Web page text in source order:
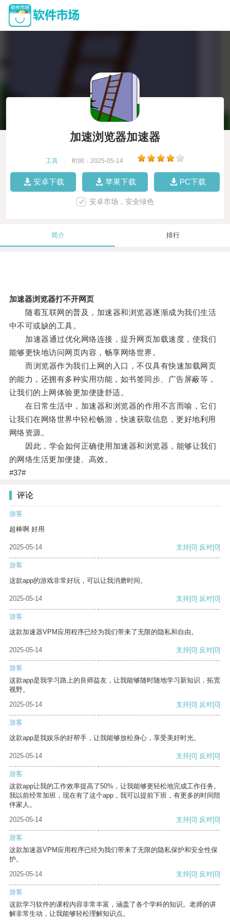
加速浏览器加速器
工具 时间：2025-05-14
安卓下载 苹果下载 PC下载
安卓市场，安全绿色
简介 排行
加速器浏览器打不开网页
随着互联网的普及，加速器和浏览器逐渐成为我们生活
中不可或缺的工具。
加速器通过优化网络连接，提升网页加载速度，使我们
能够更快地访问网页内容，畅享网络世界。
而浏览器作为我们上网的入口，不仅具有快速加载网页
的能力，还拥有多种实用功能，如书签同步、广告屏蔽等，
让我们的上网体验更加便捷舒适。
在日常生活中，加速器和浏览器的作用不言而喻，它们
让我们在网络世界中轻松畅游，快速获取信息，更好地利用
网络资源。
因此，学会如何正确使用加速器和浏览器，能够让我们
的网络生活更加便捷、高效。
#37#
评论
游客
超棒啊 好用
2025-05-14 支持[0] 反对[0]
游客
这款app的游戏非常好玩，可以让我消磨时间。
2025-05-14 支持[0] 反对[0]
游客
这款加速器VPM应用程序已经为我们带来了无限的隐私和自由。
2025-05-14 支持[0] 反对[0]
游客
这款app是我学习路上的良师益友，让我能够随时随地学习新知识，拓宽
视野。
2025-05-14
支持[0] 反对[0]
游客
这款app是我娱乐的好帮手，让我能够放松身心，享受美好时光。
2025-05-14 支持[0] 反对[0]
游客
这款app让我的工作效率提高了50%，让我能够更轻松地完成工作任务。
我以前经常加班，现在有了这个app，我可以提前下班，有更多的时间陪
伴家人。
2025-05-14
支持[0] 反对[0]
游客
这款加速器VPM应用程序已经为我们带来了无限的隐私保护和安全性保
护。
2025-05-14
支持[0] 反对[0]
游客
这款学习软件的课程内容非常丰富，涵盖了各个学科的知识。老师的讲
解非常生动，让我能够轻松理解知识点。